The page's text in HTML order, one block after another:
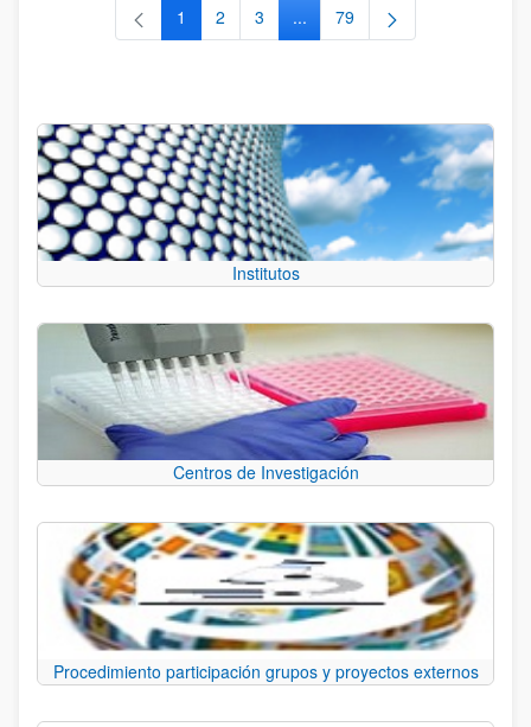
Página
1 Página
2 Página
3 ...Páginas intermedias Use TAB
Página
79
Institutos
Centros de Investigación
Procedimiento participación grupos y proyectos externos